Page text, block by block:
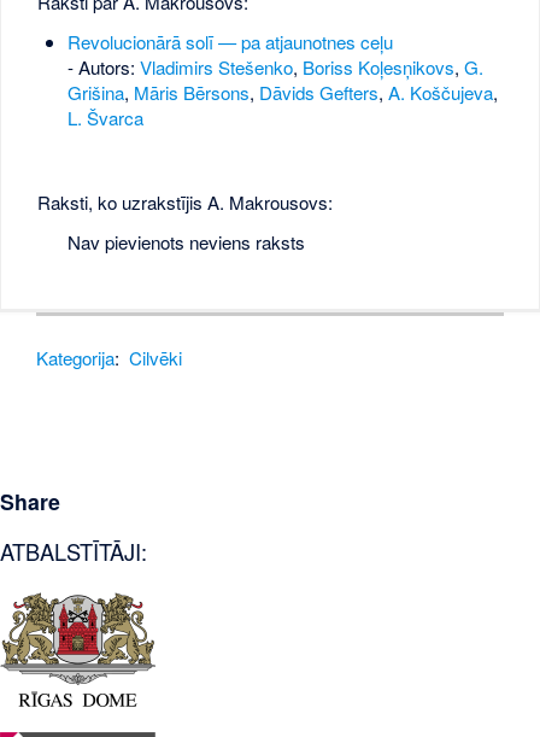
Revolucionārā solī — pa atjaunotnes ceļu
- Autors: Vladimirs Stešenko, Boriss Koļesņikovs, G.
Grišina, Māris Bērsons, Dāvids Gefters, A. Koščujeva,
L. Švarca
Raksti, ko uzrakstījis A. Makrousovs:
Nav pievienots neviens raksts
Kategorija: Cilvēki
Share
ATBALSTĪTĀJI: